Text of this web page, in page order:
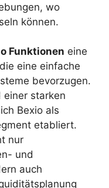
wo
können.
Funktionen eine
eine einfache
bevorzugen.
einer starken
Bexio als
etabliert.
nur
und
auch